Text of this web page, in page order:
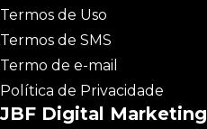
Termos de Uso
Termos de SMS
Termo de e-mail
Política de Privacidade
JBF Digital Marketing